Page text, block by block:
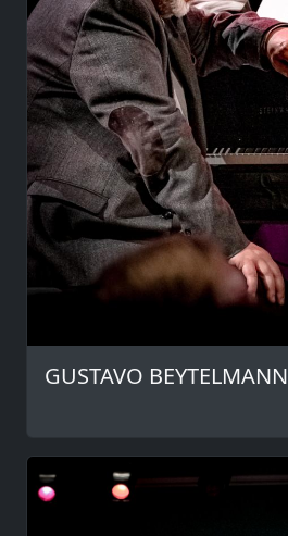
GUSTAVO BEYTELMANN